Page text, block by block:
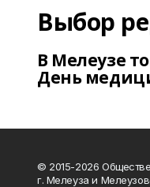
Выбор
В Мелеузе
День
© 2015-2026
г. Мелеуза и